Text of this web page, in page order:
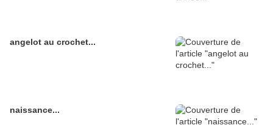
angelot au crochet...
naissance...